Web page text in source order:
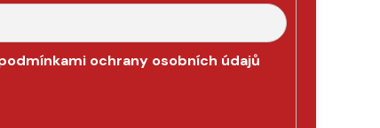
ochrany osobních údajů